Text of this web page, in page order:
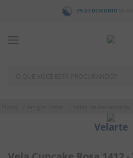
3% DE DESCONTONO BOLETO
Velarte
3º